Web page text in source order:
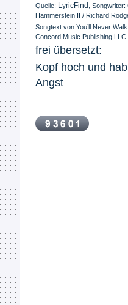
Quelle: LyricFind Songwriter:
Hammerstein II / Richard
Songtext von You’ll Never
Concord Music Publishing LLC
frei übersetzt:
Kopf hoch und
Angst